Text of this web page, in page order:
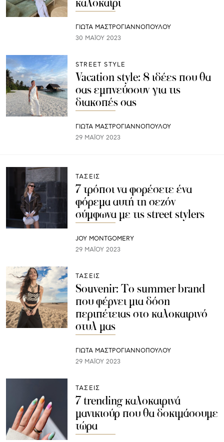
ΓΙΩΤΑ ΜΑΣΤΡΟΓΙΑΝΝΟΠΟΥΛΟΥ
30 ΜΑΪ́ΟΥ 2023
STREET STYLE
Vacation style: 8 ιδέες που θα
σας εμπνεύσουν για τις
διακοπές σας
ΓΙΩΤΑ ΜΑΣΤΡΟΓΙΑΝΝΟΠΟΥΛΟΥ
29 ΜΑΪ́ΟΥ 2023
ΤΑΣΕΙΣ
7 τρόποι να φορέσετε ένα
φόρεμα αυτή τη σεζόν
σύμφωνα με τις street stylers
JOY MONTGOMERY
29 ΜΑΪ́ΟΥ 2023
ΤΑΣΕΙΣ
Souvenir: Το summer brand
που φέρνει μια δόση
περιπέτειας στο καλοκαιρινό
στυλ μας
ΓΙΩΤΑ ΜΑΣΤΡΟΓΙΑΝΝΟΠΟΥΛΟΥ
29 ΜΑΪ́ΟΥ 2023
ΤΑΣΕΙΣ
7 trending καλοκαιρινά
μανικιούρ που θα δοκιμάσουμε
τώρα